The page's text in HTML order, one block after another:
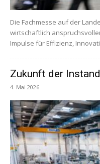
Die Fachmesse auf der
wirtschaftlich
Impulse für Effizienz,
Zukunft der
4. Mai 2026